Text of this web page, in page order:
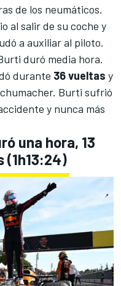
de los neumáticos.
al salir de su coche y
a auxiliar al piloto.
duró media hora.
durante 36 vueltas y
. Burti sufrió
y nunca más
una hora, 13
(1h13:24)